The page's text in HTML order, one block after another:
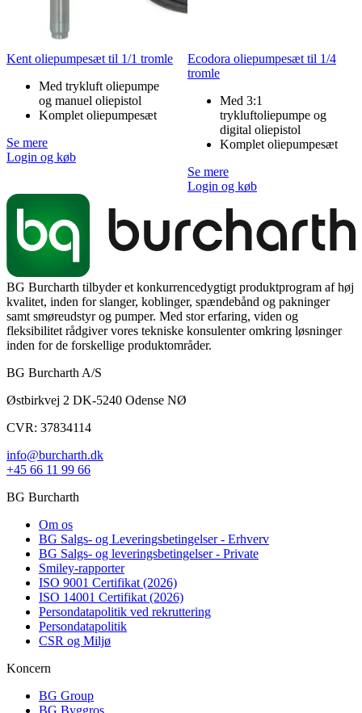
Kent oliepumpesæt til 1/1 tromle
Med trykluft oliepumpe
og manuel oliepistol
Komplet oliepumpesæt
Se mere
Login og køb
Ecodora oliepumpesæt til 1/4
tromle
Med 3:1
trykluftoliepumpe og
digital oliepistol
Komplet oliepumpesæt
Se mere
Login og køb
BG Burcharth tilbyder et konkurrencedygtigt produktprogram af høj
kvalitet, inden for slanger, koblinger, spændebånd og pakninger
samt smøreudstyr og pumper. Med stor erfaring, viden og
fleksibilitet rådgiver vores tekniske konsulenter omkring løsninger
inden for de forskellige produktområder.
BG Burcharth A/S
Østbirkvej 2 DK-5240 Odense NØ
CVR: 37834114
info@burcharth.dk
+45 66 11 99 66
BG Burcharth
Om os
BG Salgs- og Leveringsbetingelser - Erhverv
BG Salgs- og leveringsbetingelser - Private
Smiley-rapporter
ISO 9001 Certifikat (2026)
ISO 14001 Certifikat (2026)
Persondatapolitik ved rekruttering
Persondatapolitik
CSR og Miljø
Koncern
BG Group